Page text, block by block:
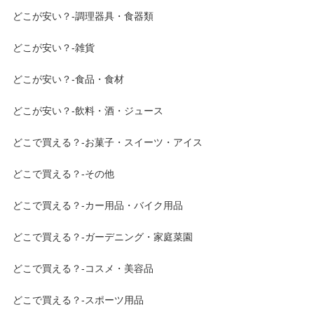
どこが安い？-調理器具・食器類
どこが安い？-雑貨
どこが安い？-食品・食材
どこが安い？-飲料・酒・ジュース
どこで買える？-お菓子・スイーツ・アイス
どこで買える？-その他
どこで買える？-カー用品・バイク用品
どこで買える？-ガーデニング・家庭菜園
どこで買える？-コスメ・美容品
どこで買える？-スポーツ用品